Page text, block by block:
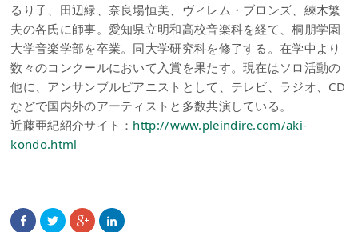
るり子、田辺緑、奈良場恒美、ヴィレム・ブロンズ、練木繁
夫の各氏に師事。愛知県立明和高校音楽科を経て、桐朋学園
大学音楽学部を卒業。同大学研究科を修了する。在学中より
数々のコンクールにおいて入賞を果たす。現在はソロ活動の
他に、アンサンブルピアニストとして、テレビ、ラジオ、CD
などで国内外のアーティストと多数共演している。
近藤亜紀紹介サイト： http://www.pleindire.com/aki-
kondo.html